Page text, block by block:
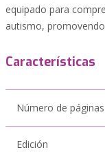
equipado para
autismo,
Características
Número de páginas
Edición